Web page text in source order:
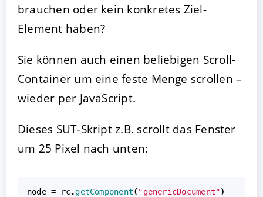
brauchen oder kein konkretes Ziel-
Element haben?
Sie können auch einen beliebigen Scroll-
Container um eine feste Menge scrollen –
wieder per JavaScript.
Dieses SUT-Skript z.B. scrollt das Fenster
um 25 Pixel nach unten:
node = rc.getComponent("genericDocument")